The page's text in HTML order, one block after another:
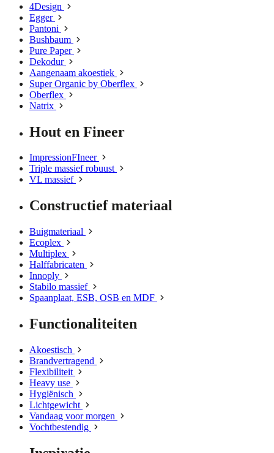
4Design
Egger
Pantoni
Bushbaum
Pure Paper
Dekodur
Aangenaam akoestiek
Super Organic by Oberflex
Oberflex
Natrix
Hout en Fineer
ImpressionFIneer
Triple massief robuust
VL massief
Constructief materiaal
Buigmateriaal
Ecoplex
Multiplex
Halffabricaten
Innoply
Stabilo massief
Spaanplaat, ESB, OSB en MDF
Functionaliteiten
Akoestisch
Brandvertragend
Flexibiliteit
Heavy use
Hygiënisch
Lichtgewicht
Vandaag voor morgen
Vochtbestendig